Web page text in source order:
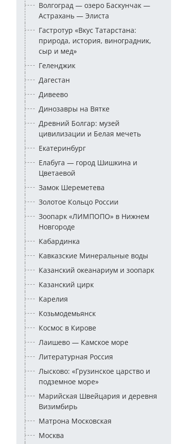
Волгоград — озеро Баскунчак —
Астрахань — Элиста
Гастротур «Вкус Татарстана:
природа, история, виноградник,
сыр и мед»
Геленджик
Дагестан
Дивеево
Динозавры на Вятке
Древний Болгар: музей
цивилизации и Белая мечеть
Екатеринбург
Елабуга — город Шишкина и
Цветаевой
Замок Шереметева
Золотое Кольцо России
Зоопарк «ЛИМПОПО» в Нижнем
Новгороде
Кабардинка
Кавказские Минеральные воды
Казанский океанариум и зоопарк
Казанский цирк
Карелия
Козьмодемьянск
Космос в Кирове
Лаишево — Камское море
Литературная Россия
Лысково: «Грузинское царство и
подземное море»
Марийская Швейцария и деревня
Визимбирь
Матрона Московская
Москва